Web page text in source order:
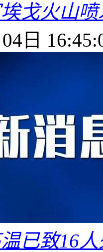
戈火山
日
已致16